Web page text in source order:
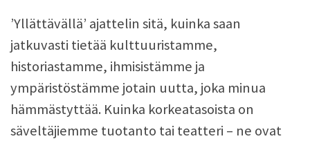
’Yllättävällä’ ajattelin sitä, kuinka saan
jatkuvasti tietää kulttuuristamme,
historiastamme, ihmisistämme ja
ympäristöstämme jotain uutta, joka minua
hämmästyttää. Kuinka korkeatasoista on
säveltäjiemme tuotanto tai teatteri – ne ovat